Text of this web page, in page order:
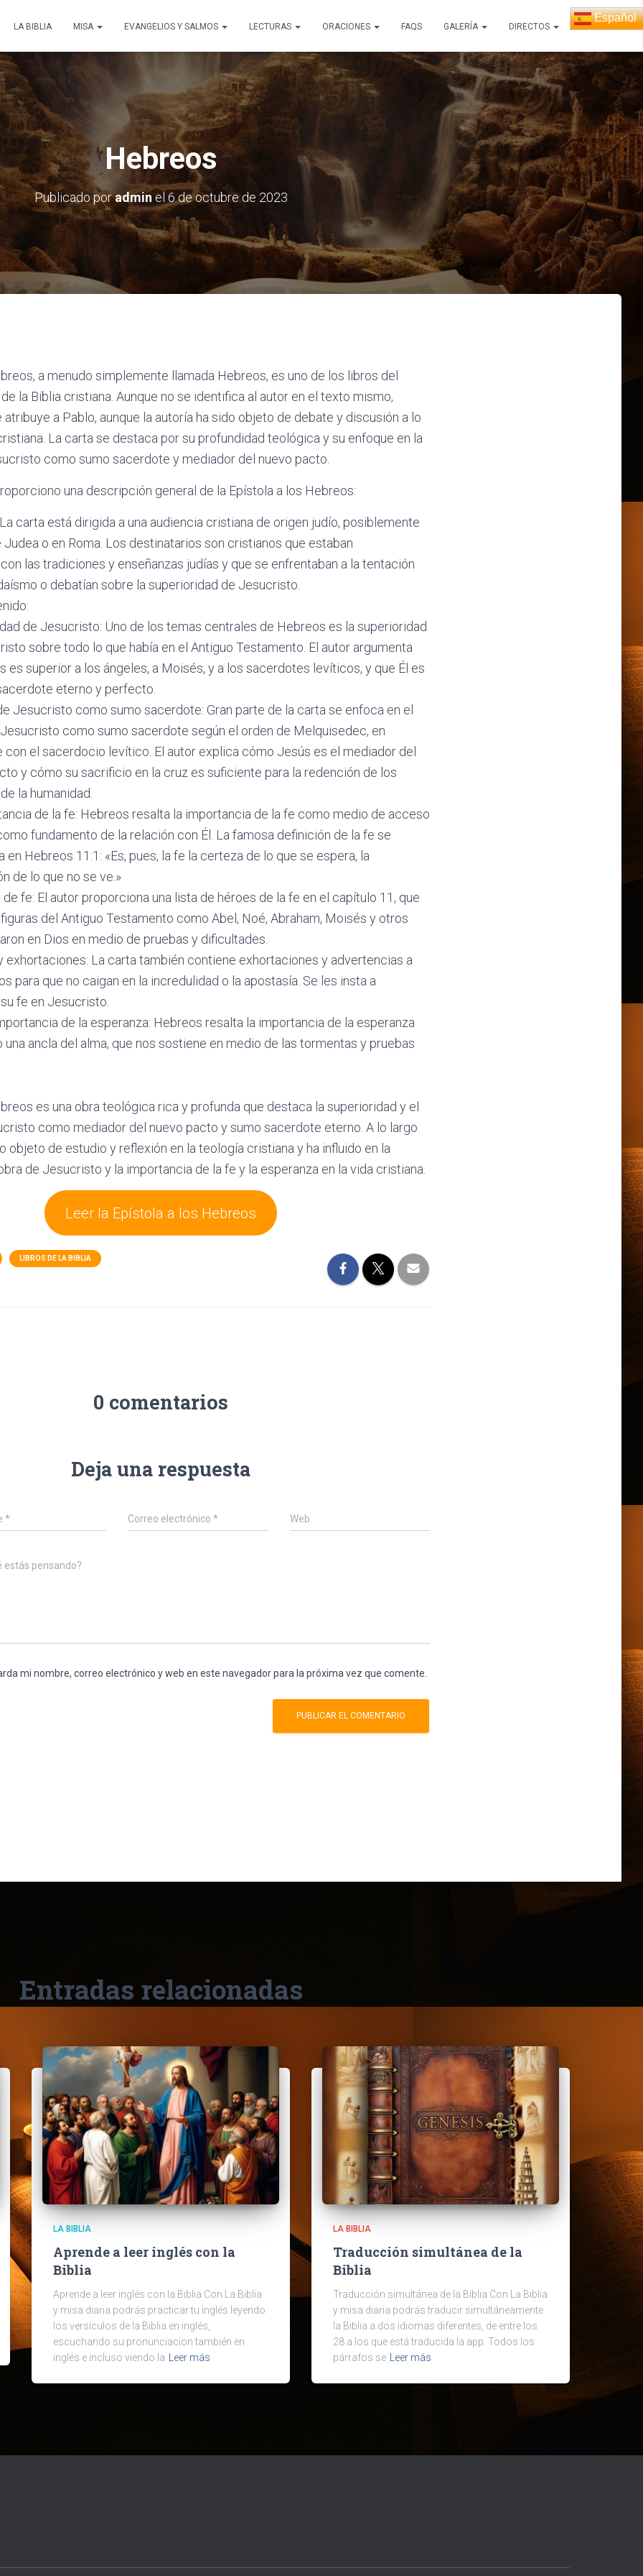
LA BIBLIA MISA EVANGELIOS Y SALMOS LECTURAS ORACIONES FAQS GALERÍA DIRECTOS
Español
Hebreos
Publicado poradminel 6 de octubre de 2023
a menudo simplemente llamada Hebreos, es uno de los libros del
la Biblia cristiana. Aunque no se identifica al autor en el texto mismo,
a Pablo, aunque la autoría ha sido objeto de debate y discusión a lo
La carta se destaca por su profundidad teológica y su enfoque en la
como sumo sacerdote y mediador del nuevo pacto.
una descripción general de la Epístola a los Hebreos:
carta está dirigida a una audiencia cristiana de origen judío, posiblemente
Judea o en Roma. Los destinatarios son cristianos que estaban
las tradiciones y enseñanzas judías y que se enfrentaban a la tentación
o debatían sobre la superioridad de Jesucristo.
de Jesucristo: Uno de los temas centrales de Hebreos es la superioridad
sobre todo lo que había en el Antiguo Testamento. El autor argumenta
es superior a los ángeles, a Moisés, y a los sacerdotes levíticos, y que Él es
eterno y perfecto.
Jesucristo como sumo sacerdote: Gran parte de la carta se enfoca en el
como sumo sacerdote según el orden de Melquisedec, en
con el sacerdocio levítico. El autor explica cómo Jesús es el mediador del
y cómo su sacrificio en la cruz es suficiente para la redención de los
la humanidad.
de la fe: Hebreos resalta la importancia de la fe como medio de acceso
fundamento de la relación con Él. La famosa definición de la fe se
en Hebreos 11:1: «Es, pues, la fe la certeza de lo que se espera, la
de lo que no se ve.»
fe: El autor proporciona una lista de héroes de la fe en el capítulo 11, que
del Antiguo Testamento como Abel, Noé, Abraham, Moisés y otros
en Dios en medio de pruebas y dificultades.
exhortaciones: La carta también contiene exhortaciones y advertencias a
para que no caigan en la incredulidad o la apostasía. Se les insta a
fe en Jesucristo.
de la esperanza: Hebreos resalta la importancia de la esperanza
ancla del alma, que nos sostiene en medio de las tormentas y pruebas
es una obra teológica rica y profunda que destaca la superioridad y el
como mediador del nuevo pacto y sumo sacerdote eterno. A lo largo
objeto de estudio y reflexión en la teología cristiana y ha influido en la
de Jesucristo y la importancia de la fe y la esperanza en la vida cristiana.
Leer la Epístola a los Hebreos
LIBROS DE LA BIBLIA
0 comentarios
Deja una respuesta
* Correo electrónico* Web
estás pensando?
mi nombre, correo electrónico y web en este navegador para la próxima vez que comente.
Entradas relacionadas
LA BIBLIA
Aprende a leer inglés con la
Biblia
Aprende a leer inglés con la Biblia Con La Biblia
y misa diaria podrás practicar tu inglés leyendo
los versículos de la Biblia en inglés,
escuchando su pronunciacion también en
inglés e incluso viendo la
Leer más
LA BIBLIA
Traducción simultánea de la
Biblia
Traducción simultánea de la Biblia Con La Biblia
y misa diaria podrás traducir simultáneamente
la Biblia a dos idiomas diferentes, de entre los
28 a los que está traducida la app. Todos los
párrafos se
Leer más